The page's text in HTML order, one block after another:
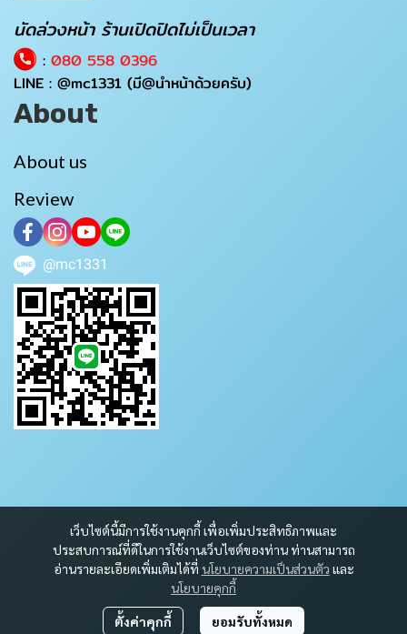
เว็บไซต์นี้มีการใช้งานคุกกี้ เพื่อเพิ่มประสิทธิภาพและ
ประสบการณ์ที่ดีในการใช้งานเว็บไซต์ของท่าน ท่านสามารถ
อ่านรายละเอียดเพิ่มเติมได้ที่ นโยบายความเป็นส่วนตัว และ
นโยบายคุกกี้
ตั้งค่าคุกกี้ ยอมรับทั้งหมด
นัดล่วงหน้า ร้านเปิดปิดไม่เป็นเวลา
: 080 558 0396
LINE : @mc1331 (มี@นำหน้าด้วยครับ)
About
About us
Review
@mc1331